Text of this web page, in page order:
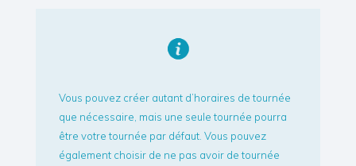
Vous pouvez créer autant d’horaires de tournée
que nécessaire, mais une seule tournée pourra
être votre tournée par défaut. Vous pouvez
également choisir de ne pas avoir de tournée